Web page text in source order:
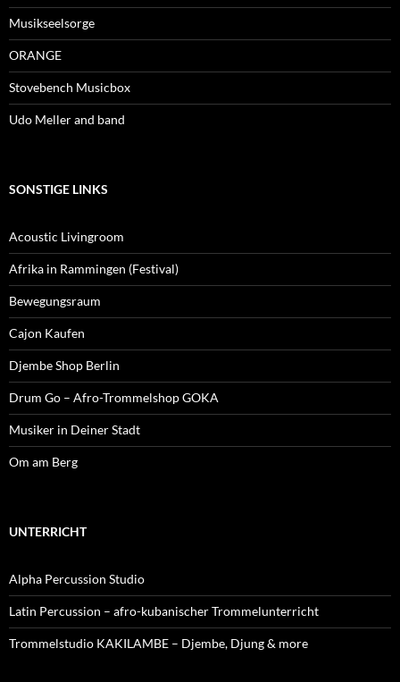
Musikseelsorge
ORANGE
Stovebench Musicbox
Udo Meller and band
SONSTIGE LINKS
Acoustic Livingroom
Afrika in Rammingen (Festival)
Bewegungsraum
Cajon Kaufen
Djembe Shop Berlin
Drum Go – Afro-Trommelshop GOKA
Musiker in Deiner Stadt
Om am Berg
UNTERRICHT
Alpha Percussion Studio
Latin Percussion – afro-kubanischer Trommelunterricht
Trommelstudio KAKILAMBE – Djembe, Djung & more